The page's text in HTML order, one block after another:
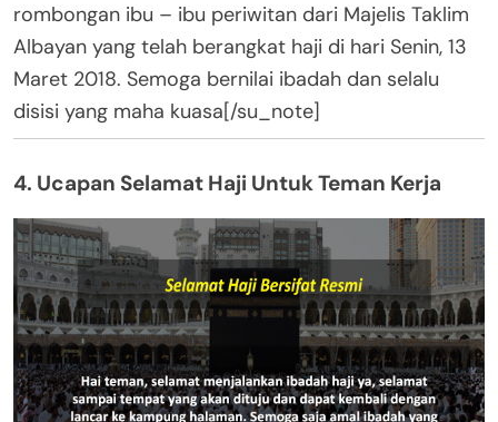
rombongan ibu – ibu periwitan dari Majelis Taklim
Albayan yang telah berangkat haji di hari Senin, 13
Maret 2018. Semoga bernilai ibadah dan selalu
disisi yang maha kuasa[/su_note]
4. Ucapan Selamat Haji Untuk Teman Kerja